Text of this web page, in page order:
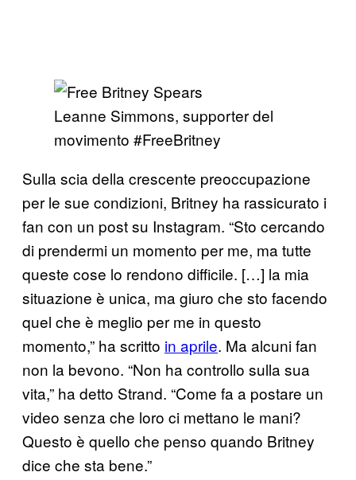
Leanne Simmons, supporter del
movimento #FreeBritney
Sulla scia della crescente preoccupazione
per le sue condizioni, Britney ha rassicurato i
fan con un post su Instagram. “Sto cercando
di prendermi un momento per me, ma tutte
queste cose lo rendono difficile. […] la mia
situazione è unica, ma giuro che sto facendo
quel che è meglio per me in questo
momento,” ha scritto in aprile. Ma alcuni fan
non la bevono. “Non ha controllo sulla sua
vita,” ha detto Strand. “Come fa a postare un
video senza che loro ci mettano le mani?
Questo è quello che penso quando Britney
dice che sta bene.”